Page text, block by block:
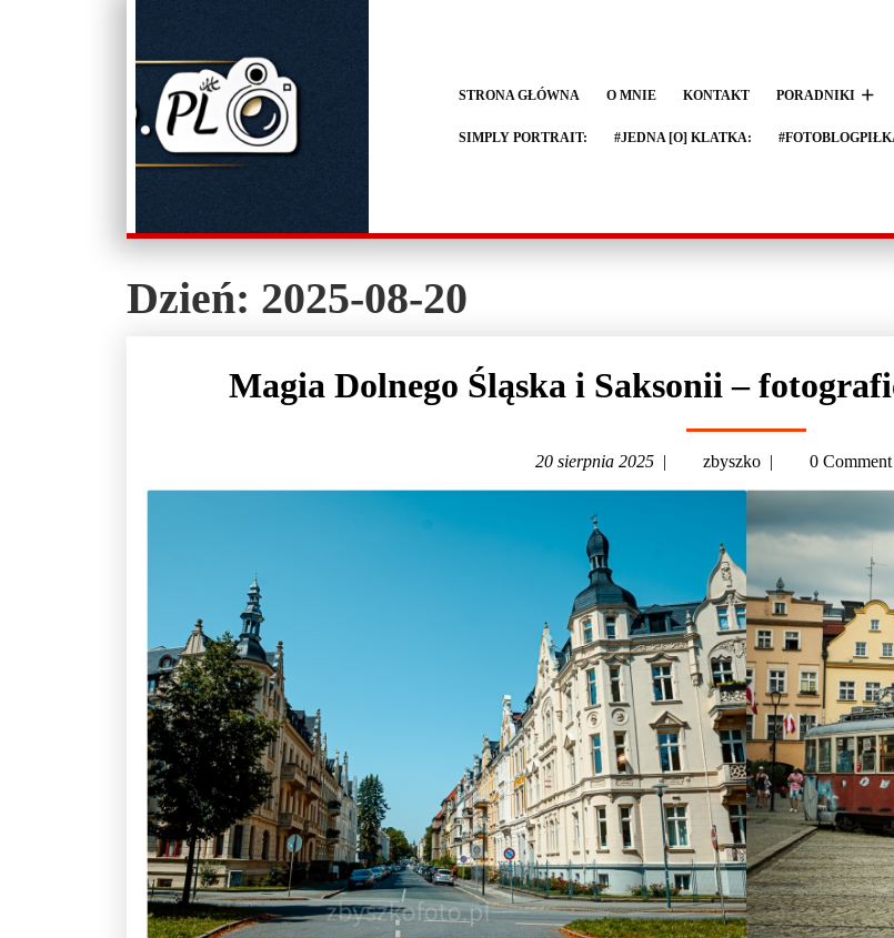
STRONA GŁÓWNA O MNIE KONTAKT PORADNIKI
SIMPLY PORTRAIT: #JEDNA [O] KLATKA:
Dzień: 2025-08-20
Magia Dolnego Śląska i Saksonii –
20 sierpnia 2025 | zbyszko | 0 Comment